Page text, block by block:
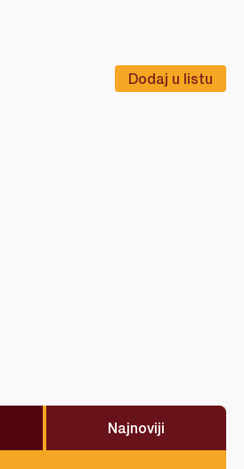
Dodaj u listu
Najnoviji